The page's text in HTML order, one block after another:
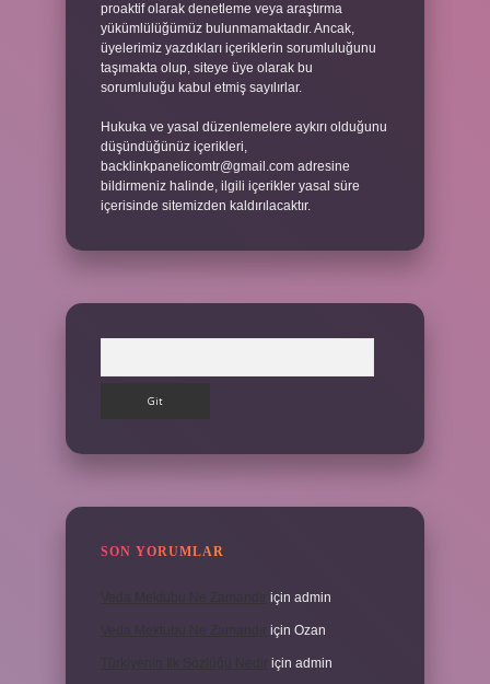
proaktif olarak denetleme veya araştırma
yükümlülüğümüz bulunmamaktadır. Ancak,
üyelerimiz yazdıkları içeriklerin sorumluluğunu
taşımakta olup, siteye üye olarak bu
sorumluluğu kabul etmiş sayılırlar.
Hukuka ve yasal düzenlemelere aykırı olduğunu
düşündüğünüz içerikleri,
backlinkpanelicomtr@gmail.com adresine
bildirmeniz halinde, ilgili içerikler yasal süre
içerisinde sitemizden kaldırılacaktır.
SON YORUMLAR
için admin
için Ozan
için admin